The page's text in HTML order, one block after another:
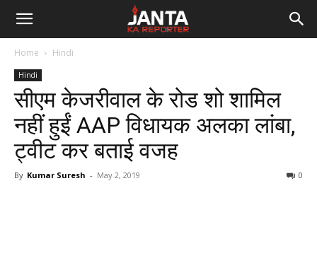
Janta
Reporter
Home Hindi
Hindi
सीएम केजरीवाल के रोड शो शामिल
नहीं हुईं AAP विधायक अलका लांबा,
ट्वीट कर बताई वजह
By Kumar Suresh - May 2, 2019 0